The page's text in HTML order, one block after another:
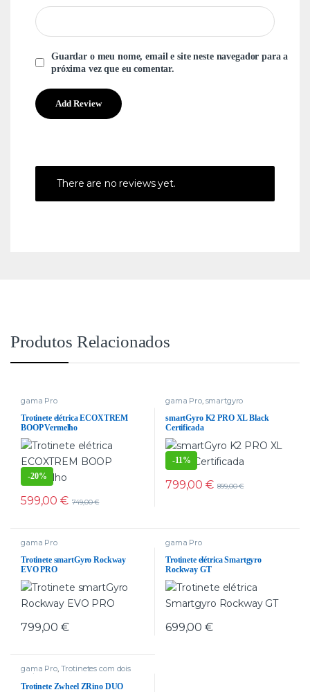
Guardar o meu nome, email e site neste navegador para a
próxima vez que eu comentar.
There are no reviews yet.
Produtos Relacionados
gama Pro
Trotinete elétrica ECOXTREM
BOOP Vermelho
-20%
599,00€ 749,00€
gama Pro, smartgyro
smartGyro K2 PRO XL Black
Certificada
-11%
799,00€ 899,00€
gama Pro
Trotinete smartGyro Rockway
EVO PRO
799,00€
gama Pro
Trotinete elétrica Smartgyro
Rockway GT
699,00€
gama Pro, Trotinetes com dois
motores
Trotinete Zwheel ZRino DUO